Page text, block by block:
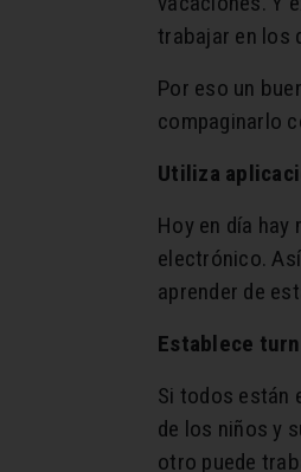
trabajar en los
Por eso un
compaginarlo
Utiliza
Hoy en día
electrónico.
aprender de
Establece
Si todos están
de los niños y
otro puede